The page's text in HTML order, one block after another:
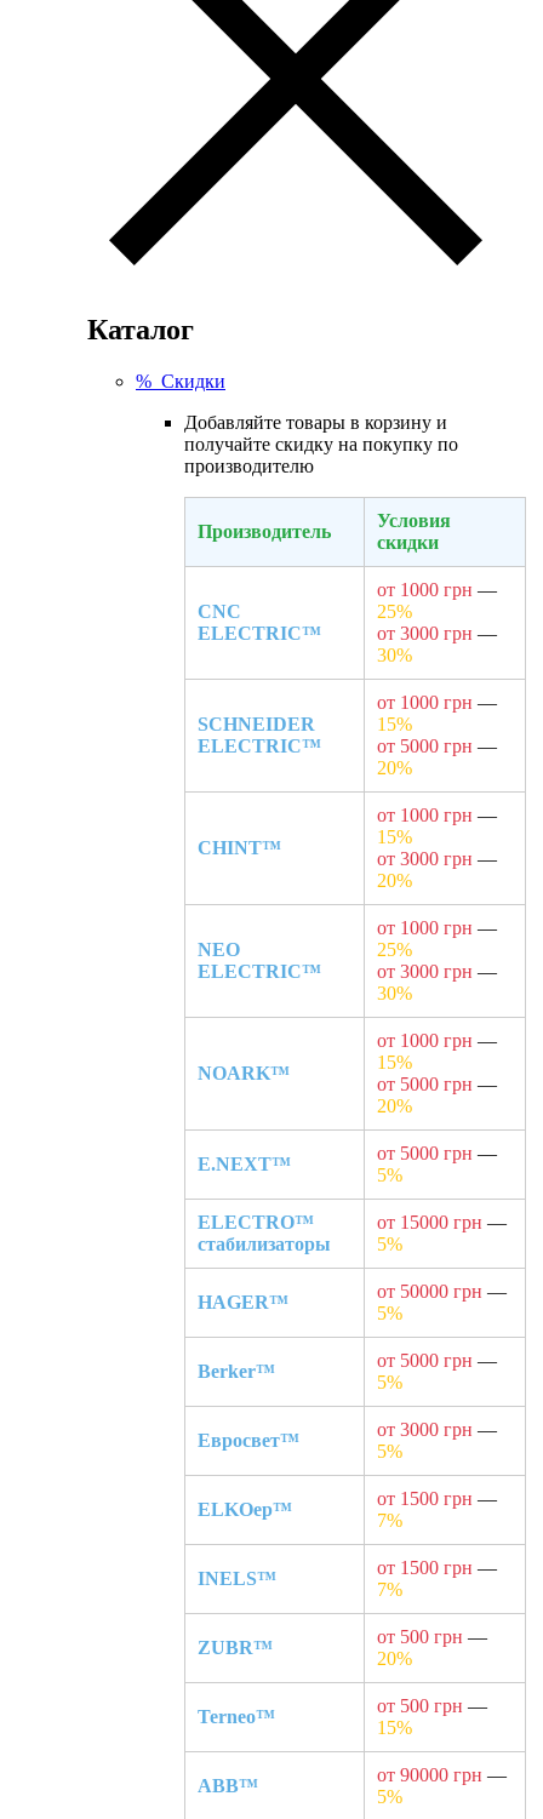
Каталог
% Скидки
Добавляйте товары в корзину и
получайте скидку на покупку по
производителю
Производитель
Условия
скидки
CNC
ELECTRIC™
от 1000 грн —
25%
от 3000 грн —
30%
SCHNEIDER
ELECTRIC™
от 1000 грн —
15%
от 5000 грн —
20%
CHINT™
от 1000 грн —
15%
от 3000 грн —
20%
NEO
ELECTRIC™
от 1000 грн —
25%
от 3000 грн —
30%
NOARK™
от 1000 грн —
15%
от 5000 грн —
20%
E.NEXT™
от 5000 грн —
5%
ELECTRO™
стабилизаторы
от 15000 грн —
5%
HAGER™
от 50000 грн —
5%
Berker™
от 5000 грн —
5%
Евросвет™
от 3000 грн —
5%
ELKOep™
от 1500 грн —
7%
INELS™
от 1500 грн —
7%
ZUBR™
от 500 грн —
20%
Terneo™
от 500 грн —
15%
ABB™
от 90000 грн —
5%